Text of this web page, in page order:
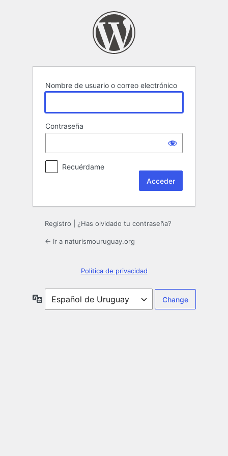
Nombre de usuario o correo electrónico
Contraseña
Recuérdame
Registro ¿Has olvidado tu contraseña?
← Ir a naturismouruguay.org
Política de privacidad
Idioma